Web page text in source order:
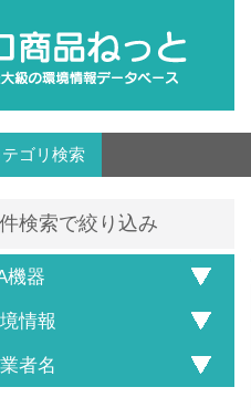
テゴリ検索
検索で絞り込み
機器
情報
者名